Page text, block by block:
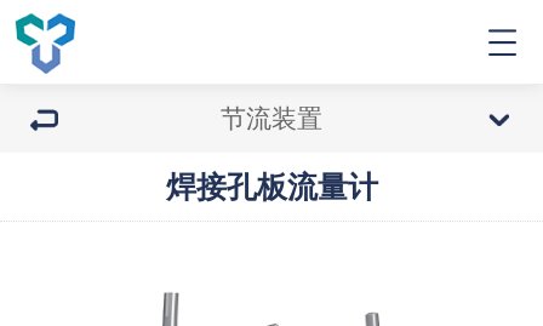
节流装置
焊接孔板流量计